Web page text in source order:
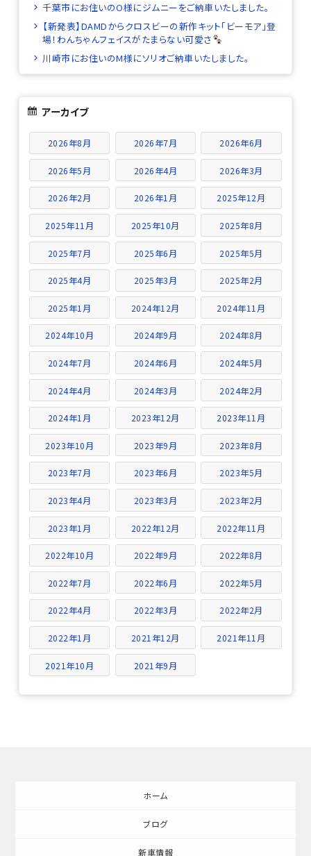
千葉市にお住いのO様にジムニーをご納車いたしました。
【新発表】DAMDからクロスビーの新作キット「ビーモア」登
場！わんちゃんフェイスがたまらない可愛さ
川崎市にお住いのM様にソリオご納車いたしました。
アーカイブ
2026年8月 2026年7月 2026年6月
2026年5月 2026年4月 2026年3月
2026年2月 2026年1月 2025年12月
2025年11月 2025年10月 2025年8月
2025年7月 2025年6月 2025年5月
2025年4月 2025年3月 2025年2月
2025年1月 2024年12月 2024年11月
2024年10月 2024年9月 2024年8月
2024年7月 2024年6月 2024年5月
2024年4月 2024年3月 2024年2月
2024年1月 2023年12月 2023年11月
2023年10月 2023年9月 2023年8月
2023年7月 2023年6月 2023年5月
2023年4月 2023年3月 2023年2月
2023年1月 2022年12月 2022年11月
2022年10月 2022年9月 2022年8月
2022年7月 2022年6月 2022年5月
2022年4月 2022年3月 2022年2月
2022年1月 2021年12月 2021年11月
2021年10月 2021年9月
ホーム
ブログ
新車情報